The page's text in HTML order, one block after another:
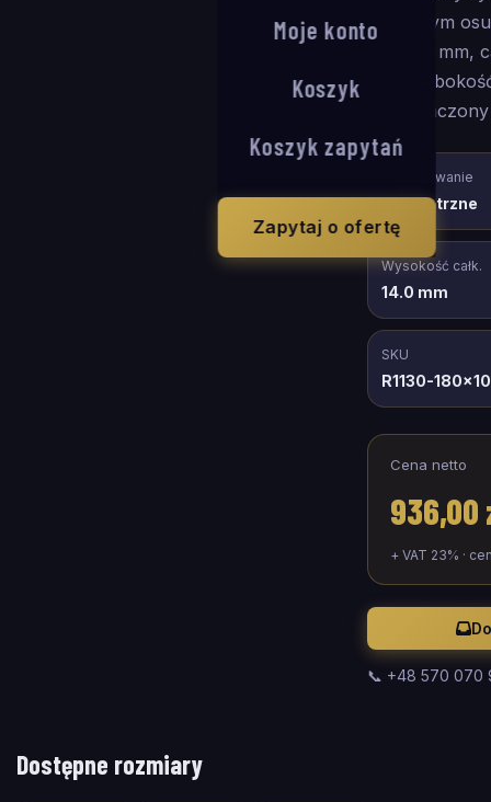
Moje konto
Koszyk
Koszyk zapytań
Zapytaj o ofertę
rypsowym
Profil 11 mm,
mm
Zastosowanie
wewnętrzne
Wysokość całk.
14.0 mm
SKU
R1130-
Cena netto
936,00
+ VAT 23% ·
📞 +48 570 070
Dostępne rozmiary